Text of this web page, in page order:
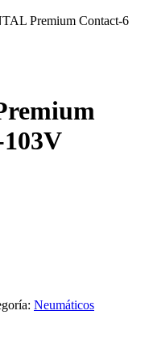
Premium Contact-6
Neumáticos